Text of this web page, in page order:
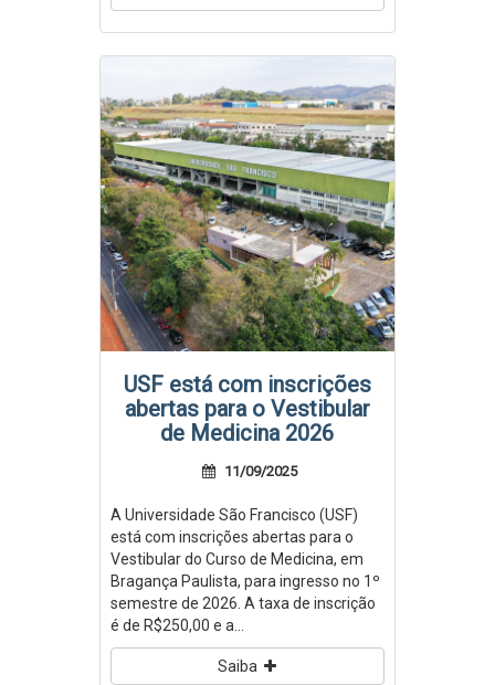
USF está com inscrições
abertas para o Vestibular
de Medicina 2026
11/09/2025
A Universidade São Francisco (USF)
está com inscrições abertas para o
Vestibular do Curso de Medicina, em
Bragança Paulista, para ingresso no 1º
semestre de 2026. A taxa de inscrição
é de R$250,00 e a...
Saiba